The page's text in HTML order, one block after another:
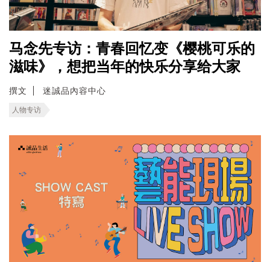
马念先专访：青春回忆变《樱桃可乐的
滋味》，想把当年的快乐分享给大家
撰文 迷誠品內容中心
人物专访